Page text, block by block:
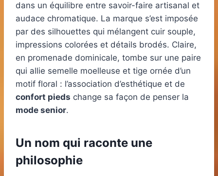
dans un équilibre entre savoir-faire artisanal et
audace chromatique. La marque s’est imposée
par des silhouettes qui mélangent cuir souple,
impressions colorées et détails brodés. Claire,
en promenade dominicale, tombe sur une paire
qui allie semelle moelleuse et tige ornée d’un
motif floral : l’association d’esthétique et de
confort pieds change sa façon de penser la
mode senior.
Un nom qui raconte une
philosophie